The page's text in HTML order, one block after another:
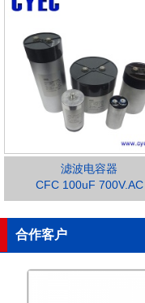
滤波电容器
CFC 100uF 700V.AC
合作客户